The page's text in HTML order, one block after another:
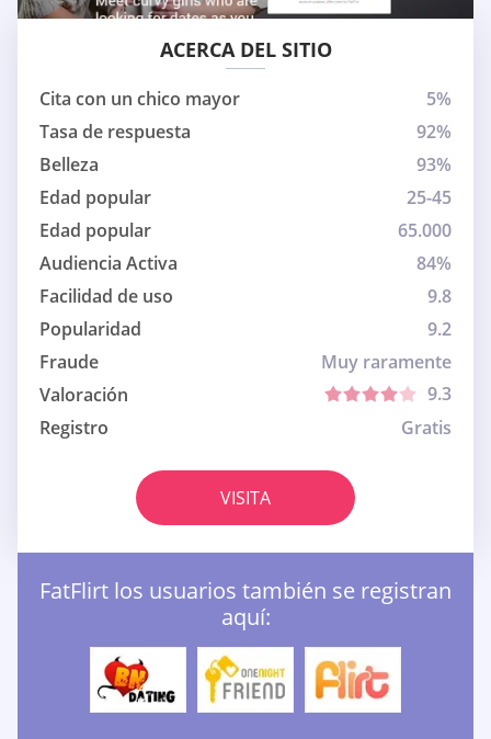
ACERCA DEL SITIO
Cita con un chico mayor
5%
Tasa de respuesta
92%
Belleza
93%
Edad popular
25-45
Edad popular
65.000
Audiencia Activa
84%
Facilidad de uso
9.8
Popularidad
9.2
Fraude
Muy raramente
Valoración
9.3
Registro
Gratis
VISITA
FatFlirt los usuarios también se registran
aquí: